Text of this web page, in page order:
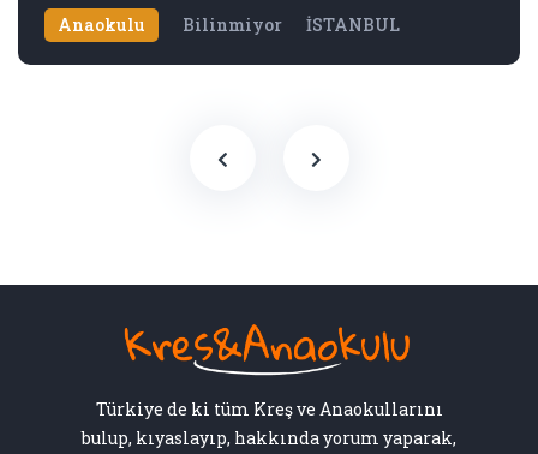
Anaokulu Bilinmiyor İSTANBUL
Türkiye de ki tüm Kreş ve Anaokullarını
bulup, kıyaslayıp, hakkında yorum yaparak,